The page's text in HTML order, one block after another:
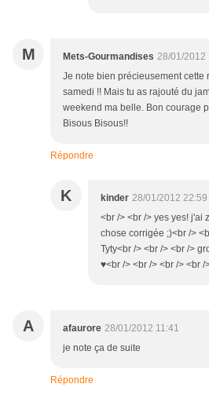
M Mets-Gourmandises 28/01/2012
Je note bien précieusement cette
samedi !! Mais tu as rajouté du
weekend ma belle. Bon courage
Bisous Bisous!!
Répondre
K kinder 28/01/2012 22:59
<br /> <br /> yes yes! j'ai
chose corrigée ;)<br />
Tyty<br /> <br /> <br />
♥<br /> <br /> <br /> <br /
A afaurore 28/01/2012 11:41
je note ça de suite
Répondre